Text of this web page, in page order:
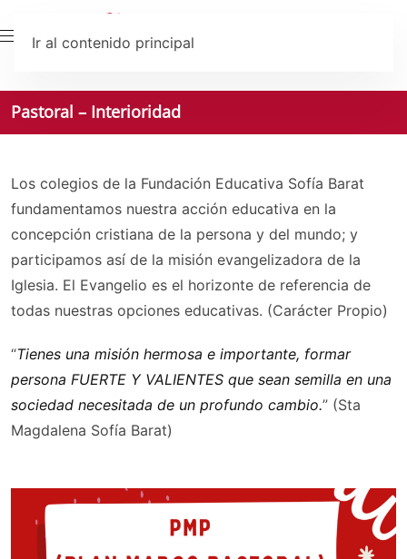
Ir al contenido principal
Pastoral – Interioridad
Los colegios de la Fundación Educativa Sofía Barat
fundamentamos nuestra acción educativa en la
concepción cristiana de la persona y del mundo; y
participamos así de la misión evangelizadora de la
Iglesia. El Evangelio es el horizonte de referencia de
todas nuestras opciones educativas. (Carácter Propio)
“Tienes una misión hermosa e importante, formar
persona FUERTE Y VALIENTES que sean semilla en una
sociedad necesitada de un profundo cambio.” (Sta
Magdalena Sofía Barat)